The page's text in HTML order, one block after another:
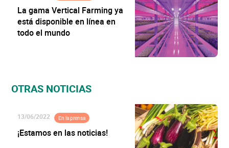
La gama Vertical Farming ya
está disponible en línea en
todo el mundo
OTRAS NOTICIAS
13/06/2022 En la prensa
¡Estamos en las noticias!